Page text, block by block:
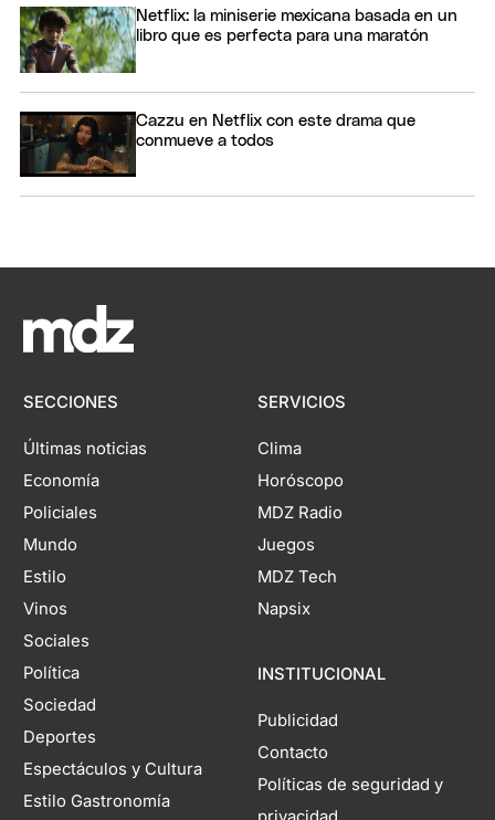
Netflix: la miniserie mexicana basada en un
libro que es perfecta para una maratón
Cazzu en Netflix con este drama que
conmueve a todos
SECCIONES
Últimas noticias
Economía
Policiales
Mundo
Estilo
Vinos
Sociales
Política
Sociedad
Deportes
Espectáculos y Cultura
Estilo Gastronomía
SERVICIOS
Clima
Horóscopo
MDZ Radio
Juegos
MDZ Tech
Napsix
INSTITUCIONAL
Publicidad
Contacto
Políticas de seguridad y